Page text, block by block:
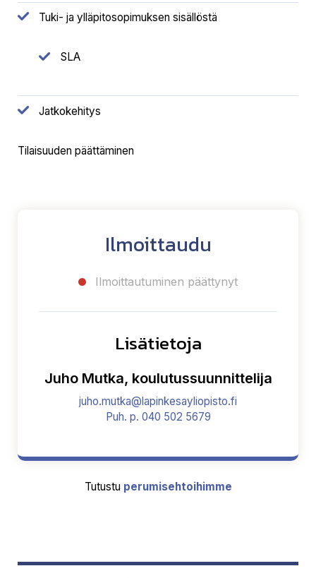
Tuki- ja ylläpitosopimuksen sisällöstä
SLA
Jatkokehitys
Tilaisuuden päättäminen
Ilmoittaudu
Ilmoittautuminen päättynyt
Lisätietoja
Juho Mutka, koulutussuunnittelija
juho.mutka@lapinkesayliopisto.fi
Puh. p. 040 502 5679
Tutustu perumisehtoihimme